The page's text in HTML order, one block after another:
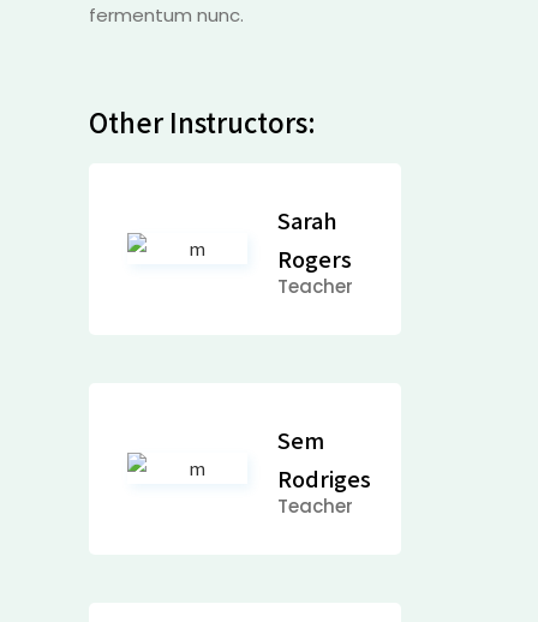
fermentum nunc.
Other Instructors:
Sarah
Rogers
Teacher
Sem
Rodriges
Teacher